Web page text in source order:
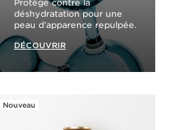
Protège contre la
déshydratation pour une
peau d'apparence repulpée.
DÉCOUVRIR
Nouveau